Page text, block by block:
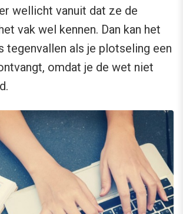
wellicht vanuit dat ze de
vak wel kennen. Dan kan het
tegenvallen als je plotseling een
omdat je de wet niet